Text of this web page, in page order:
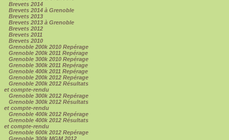
Brevets 2014
Brevets 2014 à Grenoble
Brevets 2013
Brevets 2013 à Grenoble
Brevets 2012
Brevets 2011
Brevets 2010
Grenoble 200k 2010 Repérage
Grenoble 200k 2011 Repérage
Grenoble 300k 2010 Repérage
Grenoble 300k 2011 Repérage
Grenoble 400k 2011 Repérage
Grenoble 200k 2012 Repérage
Grenoble 200k 2012 Résultats
et compte-rendu
Grenoble 300k 2012 Repérage
Grenoble 300k 2012 Résultats
et compte-rendu
Grenoble 400k 2012 Repérage
Grenoble 400k 2012 Résultats
et compte-rendu
Grenoble 600k 2012 Repérage
Grenoble 300k MGM 2012